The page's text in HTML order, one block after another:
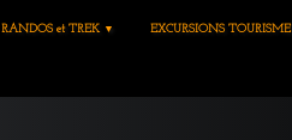
RANDOS et TREK ▼ EXCURSIONS TOURISME